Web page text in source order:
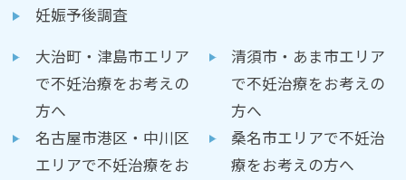
妊娠予後調査
大治町・津島市エリア
で不妊治療をお考えの
方へ
清須市・あま市エリア
で不妊治療をお考えの
方へ
名古屋市港区・中川区
エリアで不妊治療をお
桑名市エリアで不妊治
療をお考えの方へ